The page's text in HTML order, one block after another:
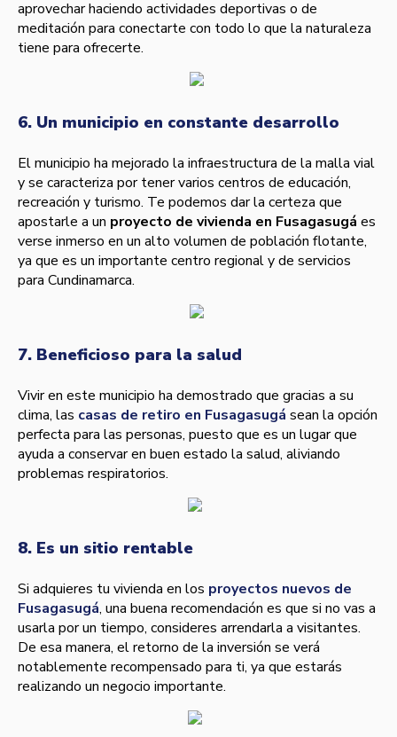
aprovechar haciendo actividades deportivas o de
meditación para conectarte con todo lo que la naturaleza
tiene para ofrecerte.
6. Un municipio en constante desarrollo
El municipio ha mejorado la infraestructura de la malla vial
y se caracteriza por tener varios centros de educación,
recreación y turismo. Te podemos dar la certeza que
apostarle a un proyecto de vivienda en Fusagasugá es
verse inmerso en un alto volumen de población flotante,
ya que es un importante centro regional y de servicios
para Cundinamarca.
7. Beneficioso para la salud
Vivir en este municipio ha demostrado que gracias a su
clima, las casas de retiro en Fusagasugá sean la opción
perfecta para las personas, puesto que es un lugar que
ayuda a conservar en buen estado la salud, aliviando
problemas respiratorios.
8. Es un sitio rentable
Si adquieres tu vivienda en los proyectos nuevos de
Fusagasugá, una buena recomendación es que si no vas a
usarla por un tiempo, consideres arrendarla a visitantes.
De esa manera, el retorno de la inversión se verá
notablemente recompensado para ti, ya que estarás
realizando un negocio importante.